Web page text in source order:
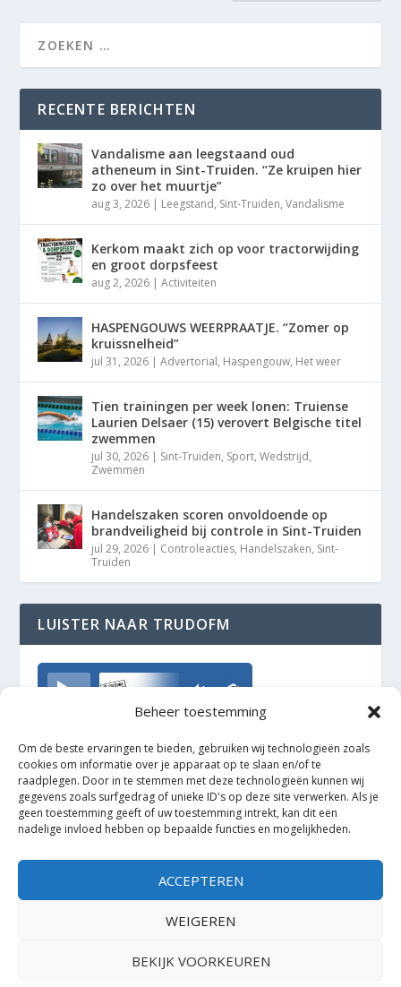
Beheer toestemming
Om de beste ervaringen te bieden, gebruiken wij technologieën zoals
cookies om informatie over je apparaat op te slaan en/of te
raadplegen. Door in te stemmen met deze technologieën kunnen wij
gegevens zoals surfgedrag of unieke ID's op deze site verwerken. Als je
geen toestemming geeft of uw toestemming intrekt, kan dit een
nadelige invloed hebben op bepaalde functies en mogelijkheden.
ACCEPTEREN
WEIGEREN
BEKIJK VOORKEUREN
RECENTE BERICHTEN
Vandalisme aan leegstaand oud
atheneum in Sint-Truiden. “Ze kruipen hier
zo over het muurtje”
aug 3, 2026 | Leegstand, Sint-Truiden,Vandalisme
Kerkom maakt zich op voor tractorwijding
en groot dorpsfeest
aug 2, 2026 |Activiteiten
HASPENGOUWS WEERPRAATJE. “Zomer op
kruissnelheid”
jul 31, 2026 |Advertorial, Haspengouw, Het weer
Tien trainingen per week lonen: Truiense
Laurien Delsaer (15) verovert Belgische titel
zwemmen
jul 30, 2026 | Sint-Truiden, Sport,Wedstrijd,
Zwemmen
Handelszaken scoren onvoldoende op
brandveiligheid bij controle in Sint-Truiden
jul 29, 2026 | Controleacties, Handelszaken, Sint-
Truiden
LUISTER NAAR TRUDOFM
TrudoFM
Elegant Themes| Mogelijk gemaakt door